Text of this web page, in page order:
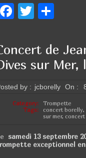
F
c
e
b
o
o
T
tt
er
P
ta
g
er
de
sur Mer,
by : jcborelly On :
Category:
Trompette
Tags:
concert borelly
sur mer,
samedi 13 septembre
exceptionnel en